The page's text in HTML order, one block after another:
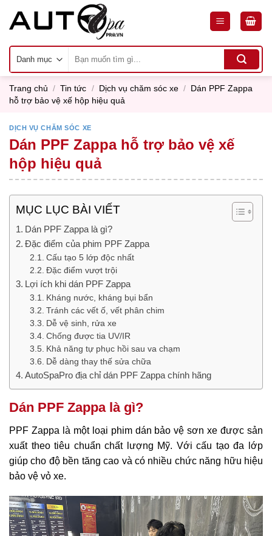
kiếm:
Trang chủ / Tin tức / Dịch vụ chăm sóc xe / Dán PPF Zappa
hỗ trợ bảo vệ xế hộp hiệu quả
DỊCH VỤ CHĂM SÓC XE
Dán PPF Zappa hỗ trợ bảo vệ xế
hộp hiệu quả
MỤC LỤC BÀI VIẾT
Dán PPF Zappa là gì?
Đặc điểm của phim PPF Zappa
Cấu tạo 5 lớp độc nhất
Đặc điểm vượt trội
Lợi ích khi dán PPF Zappa
Kháng nước, kháng bụi bẩn
Tránh các vết ố, vết phân chim
Dễ vệ sinh, rửa xe
Chống được tia UV/IR
Khả năng tự phục hồi sau va chạm
Dễ dàng thay thế sửa chữa
AutoSpaPro địa chỉ dán PPF Zappa chính hãng
Dán PPF Zappa là gì?
PPF Zappa là một loại phim dán bảo vệ sơn xe được sản
xuất theo tiêu chuẩn chất lượng Mỹ. Với cấu tạo đa lớp
giúp cho độ bền tăng cao và có nhiều chức năng hữu hiệu
bảo vệ vỏ xe.